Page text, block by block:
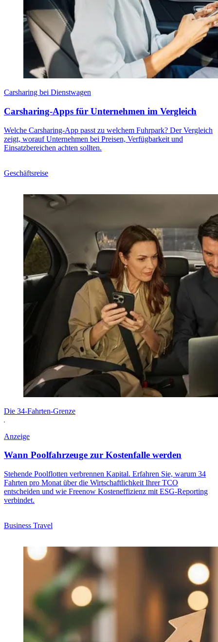
Carsharing bei Dienstwagen
Carsharing-Apps für Unternehmen im Vergleich
Welche Carsharing-App passt zu welchem Fuhrpark? Der Vergleich
zeigt, worauf Unternehmen bei Preisen, Verfügbarkeit und
Einsatzbereichen achten sollten.
Geschäftsreise
Die 34-Fahrten-Grenze
Anzeige
Wann Poolfahrzeuge zur Kostenfalle werden
Stehende Poolflotten verbrennen Kapital. Erfahren Sie, warum 34
Fahrten pro Monat über die Wirtschaftlichkeit Ihrer TCO
entscheiden und wie Freenow Kosteneffizienz mit ESG-Reporting
verbindet.
Business Travel